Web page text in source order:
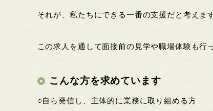
それが、私たちにできる一番の支援だと考えま
この求人を通して面接前の見学や職場体験も行
こんな方を求めています
○自ら発信し、主体的に業務に取り組める方